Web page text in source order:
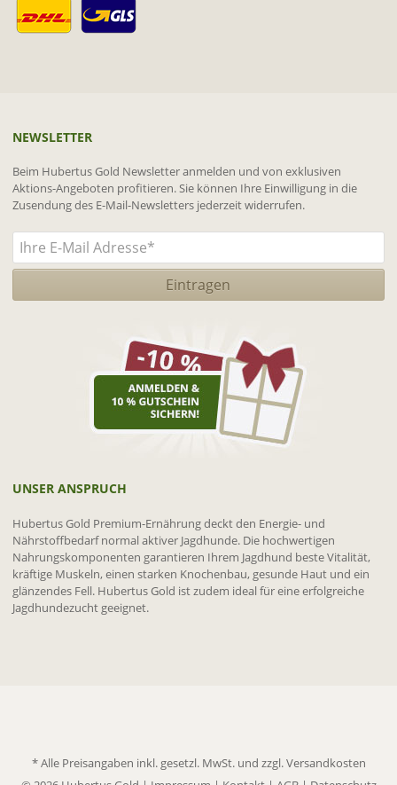
NEWSLETTER
Beim Hubertus Gold Newsletter anmelden und von exklusiven
Aktions-Angeboten profitieren. Sie können Ihre Einwilligung in die
Zusendung des E-Mail-Newsletters jederzeit widerrufen.
UNSER ANSPRUCH
Hubertus Gold Premium-Ernährung deckt den Energie- und
Nährstoffbedarf normal aktiver Jagdhunde. Die hochwertigen
Nahrungskomponenten garantieren Ihrem Jagdhund beste Vitalität,
kräftige Muskeln, einen starken Knochenbau, gesunde Haut und ein
glänzendes Fell. Hubertus Gold ist zudem ideal für eine erfolgreiche
Jagdhundezucht geeignet.
* Alle Preisangaben inkl. gesetzl. MwSt. und zzgl.Versandkosten